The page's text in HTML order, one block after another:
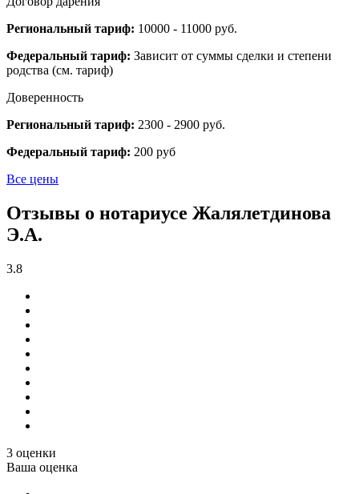
Региональный тариф: 10000 - 11000 руб.
Федеральный тариф: Зависит от суммы сделки и степени
родства (см. тариф)
Доверенность
Региональный тариф: 2300 - 2900 руб.
Федеральный тариф: 200 руб
Все цены
Отзывы о нотариусе Жалялетдинова
Э.А.
3.8
3 оценки
Ваша оценка